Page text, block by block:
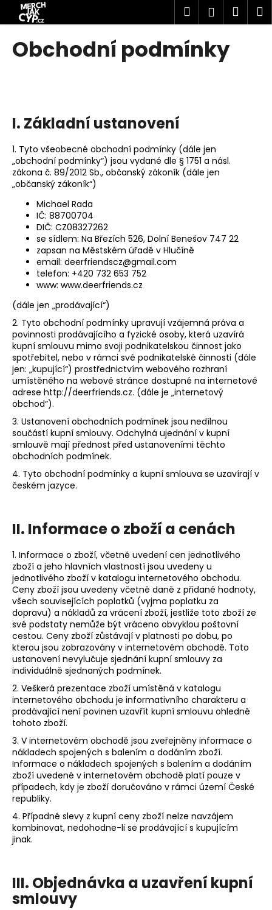
obsah
Hledat
Obchodní podmínky
I. Základní ustanovení
1. Tyto všeobecné obchodní podmínky (dále jen
„obchodní podmínky“) jsou vydané dle § 1751 a násl.
zákona č. 89/2012 Sb., občanský zákoník (dále jen
„občanský zákoník“)
Michael Rada
IČ: 88700704
DIČ: CZ08327262
se sídlem: Na Březích 526, Dolní Benešov 747 22
zapsan na Městském úřadě v Hlučíně
email: deerfriendscz@gmail.com
telefon: +420 732 653 752
www: www.deerfriends.cz
(dále jen „prodávající“)
2. Tyto obchodní podmínky upravují vzájemná práva a
povinnosti prodávajícího a fyzické osoby, která uzavírá
kupní smlouvu mimo svoji podnikatelskou činnost jako
spotřebitel, nebo v rámci své podnikatelské činnosti (dále
jen: „kupující“) prostřednictvím webového rozhraní
umístěného na webové stránce dostupné na internetové
adrese http://deerfriends.cz. (dále je „internetový
obchod“).
3. Ustanovení obchodních podmínek jsou nedílnou
součástí kupní smlouvy. Odchylná ujednání v kupní
smlouvě mají přednost před ustanoveními těchto
obchodních podmínek.
4. Tyto obchodní podmínky a kupní smlouva se uzavírají v
českém jazyce.
II. Informace o zboží a cenách
1. Informace o zboží, včetně uvedení cen jednotlivého
zboží a jeho hlavních vlastností jsou uvedeny u
jednotlivého zboží v katalogu internetového obchodu.
Ceny zboží jsou uvedeny včetně daně z přidané hodnoty,
všech souvisejících poplatků (vyjma poplatku za
dopravu) a nákladů za vrácení zboží, jestliže toto zboží ze
své podstaty nemůže být vráceno obvyklou poštovní
cestou. Ceny zboží zůstávají v platnosti po dobu, po
kterou jsou zobrazovány v internetovém obchodě. Toto
ustanovení nevylučuje sjednání kupní smlouvy za
individuálně sjednaných podmínek.
2. Veškerá prezentace zboží umístěná v katalogu
internetového obchodu je informativního charakteru a
prodávající není povinen uzavřít kupní smlouvu ohledně
tohoto zboží.
3. V internetovém obchodě jsou zveřejněny informace o
nákladech spojených s balením a dodáním zboží.
Informace o nákladech spojených s balením a dodáním
zboží uvedené v internetovém obchodě platí pouze v
případech, kdy je zboží doručováno v rámci území České
republiky.
4. Případné slevy z kupní ceny zboží nelze navzájem
kombinovat, nedohodne-li se prodávající s kupujícím
jinak.
III. Objednávka a uzavření kupní
smlouvy
o
o
t
ř
e
b
u
j
í
t
?